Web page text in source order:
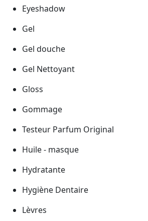
Eyeshadow
Gel
Gel douche
Gel Nettoyant
Gloss
Gommage
Testeur Parfum Original
Huile - masque
Hydratante
Hygiène Dentaire
Lèvres